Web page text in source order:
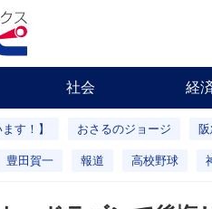
社会 経
す！】 おさるのジョージ
豊田賀一 報道 高校野球